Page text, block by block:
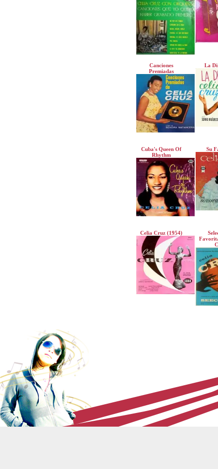
Canciones
Premiadas
La
Cuba's Queen Of
Rhythm
Su
Celia Cruz (1954)